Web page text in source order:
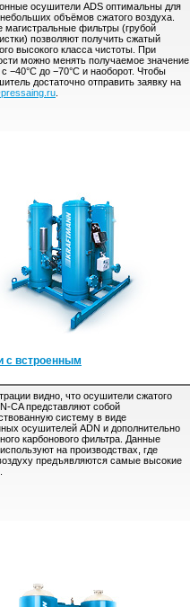
осушители ADS оптимальны для
небольших объёмов сжатого воздуха.
магистральные фильтры (грубой
позволяют получить сжатый
высокого класса чистоты. При
можно менять получаемое значение
−40°С до −70°С и наоборот. Чтобы
достаточно отправить заявку на
с встроенным
видно, что осушители сжатого
CA представляют собой
систему в виде
осушителей ADN и дополнительно
карбонового фильтра. Данные
на производствах, где
предъявляются самые высокие